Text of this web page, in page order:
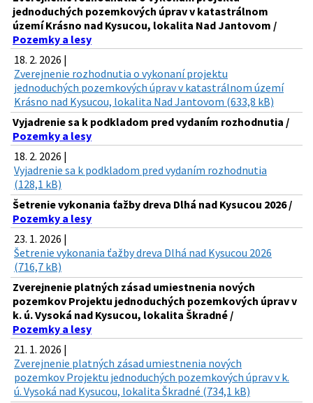
jednoduchých pozemkových úprav v katastrálnom
území Krásno nad Kysucou, lokalita Nad Jantovom /
Pozemky a lesy
18. 2. 2026 |
Zverejnenie rozhodnutia o vykonaní projektu
jednoduchých pozemkových úprav v katastrálnom území
Krásno nad Kysucou, lokalita Nad Jantovom (633,8 kB)
Vyjadrenie sa k podkladom pred vydaním rozhodnutia /
Pozemky a lesy
18. 2. 2026 |
Vyjadrenie sa k podkladom pred vydaním rozhodnutia
(128,1 kB)
Šetrenie vykonania ťažby dreva Dlhá nad Kysucou 2026 /
Pozemky a lesy
23. 1. 2026 |
Šetrenie vykonania ťažby dreva Dlhá nad Kysucou 2026
(716,7 kB)
Zverejnenie platných zásad umiestnenia nových
pozemkov Projektu jednoduchých pozemkových úprav v
k. ú. Vysoká nad Kysucou, lokalita Škradné /
Pozemky a lesy
21. 1. 2026 |
Zverejnenie platných zásad umiestnenia nových
pozemkov Projektu jednoduchých pozemkových úprav v k.
ú. Vysoká nad Kysucou, lokalita Škradné (734,1 kB)